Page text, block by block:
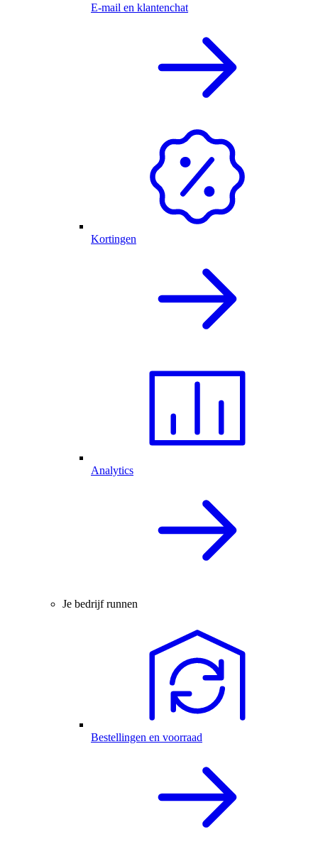
E-mail en klantenchat
Kortingen
Analytics
Je bedrijf runnen
Bestellingen en voorraad